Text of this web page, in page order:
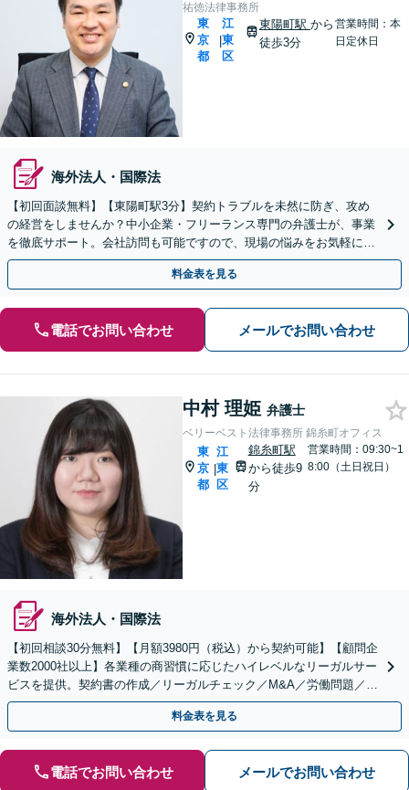
祐徳法律事務所
東
京
都
|
江
東
区
東陽町駅 から
徒歩3分
営業時間：本
日定休日
海外法人・国際法
【初回面談無料】【東陽町駅3分】契約トラブルを未然に防ぎ、攻め
の経営をしませんか？中小企業・フリーランス専門の弁護士が、事業
を徹底サポート。会社訪問も可能ですので、現場の悩みをお気軽にご
相談ください。【夜間や休日相談も対応】
料金表を見る
電話でお問い合わせ メールでお問い合わせ
中村 理姫 弁護士
ベリーベスト法律事務所 錦糸町オフィス
東
京
都
|
江
東
区
錦糸町駅
から徒歩9
分
営業時間：09:30~1
8:00（土日祝日）
海外法人・国際法
【初回相談30分無料】【月額3980円（税込）から契約可能】【顧問企
業数2000社以上】各業種の商習慣に応じたハイレベルなリーガルサー
ビスを提供。契約書の作成／リーガルチェック／M&A／労働問題／知
的財産等、お任せください【他士業連携可能】
料金表を見る
電話でお問い合わせ メールでお問い合わせ